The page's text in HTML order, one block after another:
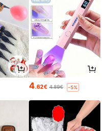
4.62€ 4.89€ -5%